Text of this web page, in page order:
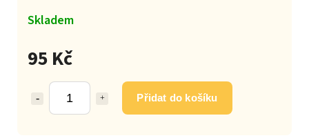
95 Kč
Přidat do košíku
Skladem